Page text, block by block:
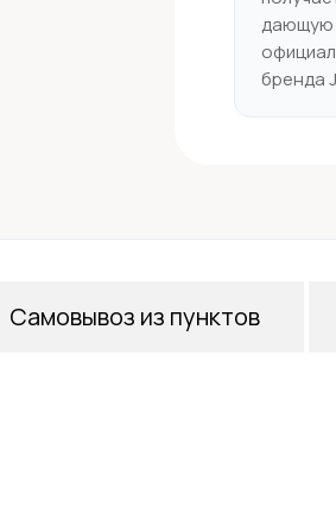
дающую
бренда
Самовывоз из пунктов